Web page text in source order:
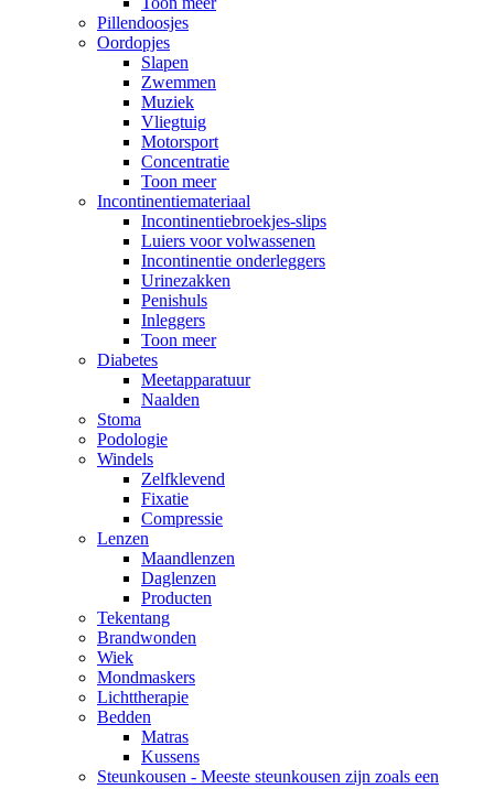
Pillendoosjes
Oordopjes
Slapen
Zwemmen
Muziek
Vliegtuig
Motorsport
Concentratie
Toon meer
Incontinentiemateriaal
Incontinentiebroekjes-slips
Luiers voor volwassenen
Incontinentie onderleggers
Urinezakken
Penishuls
Inleggers
Toon meer
Diabetes
Meetapparatuur
Naalden
Stoma
Podologie
Windels
Zelfklevend
Fixatie
Compressie
Lenzen
Maandlenzen
Daglenzen
Producten
Tekentang
Brandwonden
Wiek
Mondmaskers
Lichttherapie
Bedden
Matras
Kussens
Steunkousen - Meeste steunkousen zijn zoals een